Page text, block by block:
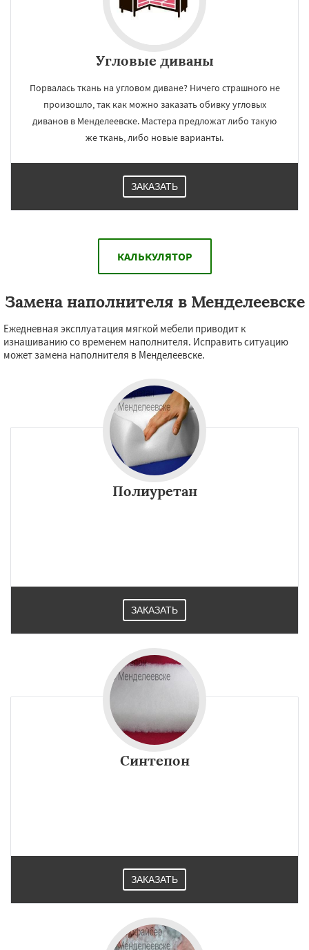
Угловые диваны
Порвалась ткань на угловом диване? Ничего страшного не
произошло, так как можно заказать обивку угловых
диванов в Менделеевске. Мастера предложат либо такую
же ткань, либо новые варианты.
ЗАКАЗАТЬ
КАЛЬКУЛЯТОР
Замена наполнителя в Менделеевске
Ежедневная эксплуатация мягкой мебели приводит к
изнашиванию со временем наполнителя. Исправить ситуацию
может замена наполнителя в Менделеевске.
Полиуретан
ЗАКАЗАТЬ
Синтепон
ЗАКАЗАТЬ